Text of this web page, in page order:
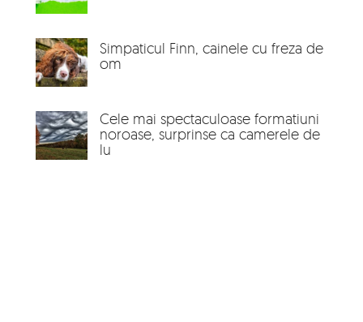
Simpaticul Finn, cainele cu freza de
om
Cele mai spectaculoase formatiuni
noroase, surprinse ca camerele de
lu